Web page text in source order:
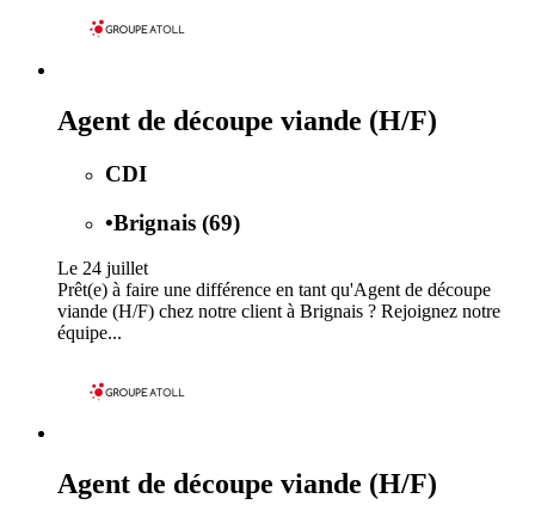
Agent de découpe viande (H/F)
CDI
•Brignais (69)
Le 24 juillet
Prêt(e) à faire une différence en tant qu'Agent de découpe
viande (H/F) chez notre client à Brignais ? Rejoignez notre
équipe...
Agent de découpe viande (H/F)